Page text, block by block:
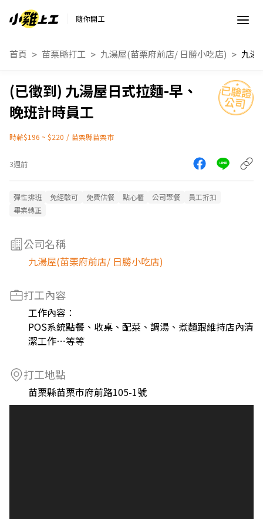
隨你開工
首頁 苗栗縣打工 九湯屋(苗栗府前店/ 日勝小吃店)
九湯屋日式拉麵-早、
晚班計時員工
時薪$196 ~ $220 / 苗栗縣苗栗市
3週前
彈性排班 免經驗可 免費供餐 點心櫃 公司聚餐
員工折扣
畢業轉正
公司名稱
九湯屋(苗栗府前店/ 日勝小吃店)
打工內容
工作內容：
POS系統點餐、收桌、配菜、調湯、煮麵跟維持店內清
潔工作⋯等等
打工地點
苗栗縣苗栗市府前路105-1號